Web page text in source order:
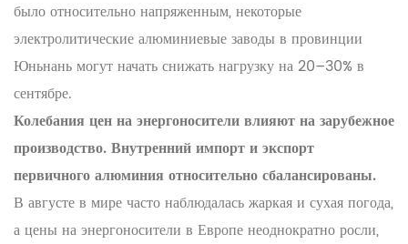
было относительно напряженным, некоторые
электролитические алюминиевые заводы в провинции
Юньнань могут начать снижать нагрузку на 20–30% в
сентябре.
Колебания цен на энергоносители влияют на зарубежное
производство. Внутренний импорт и экспорт
первичного алюминия относительно сбалансированы.
В августе в мире часто наблюдалась жаркая и сухая погода,
а цены на энергоносители в Европе неоднократно росли,